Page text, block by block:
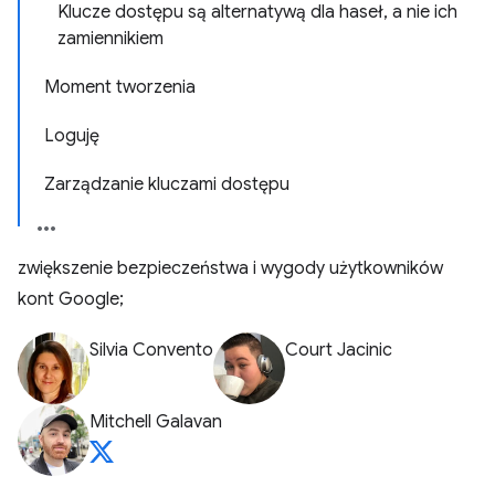
Klucze dostępu są alternatywą dla haseł, a nie ich
zamiennikiem
Moment tworzenia
Loguję
Zarządzanie kluczami dostępu
zwiększenie bezpieczeństwa i wygody użytkowników
kont Google;
Silvia Convento Court Jacinic
Mitchell Galavan